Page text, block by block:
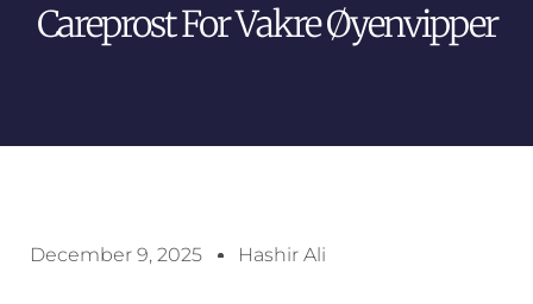
Careprost For Vakre Øyenvipper
December 9, 2025 Hashir Ali